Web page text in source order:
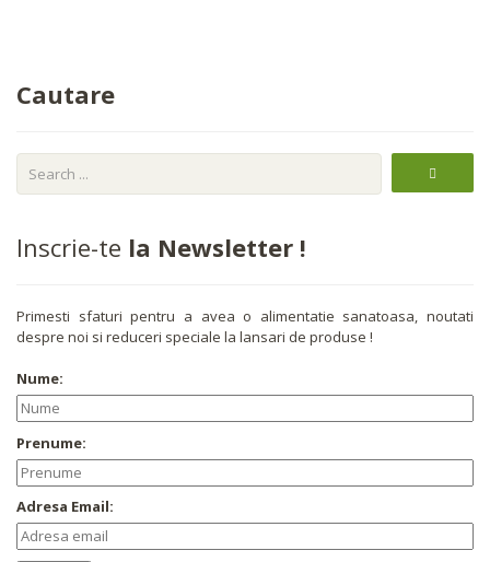
Cautare
Inscrie-te la Newsletter !
Primesti sfaturi pentru a avea o alimentatie sanatoasa, noutati
despre noi si reduceri speciale la lansari de produse !
Nume:
Prenume:
Adresa Email: